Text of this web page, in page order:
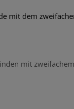
mit dem
mit